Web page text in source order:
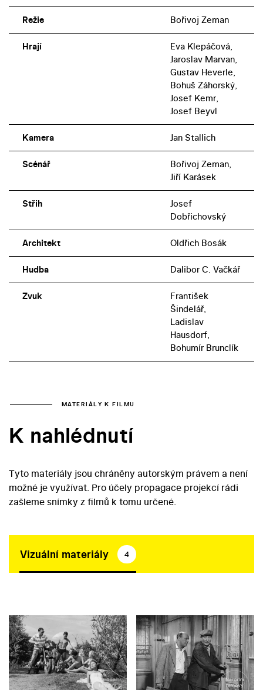
Režie Bořivoj Zeman
Hrají
Eva Klepáčová,
Jaroslav Marvan,
Gustav Heverle,
Bohuš Záhorský,
Josef Kemr,
Josef Beyvl
Kamera Jan Stallich
Scénář
Bořivoj Zeman,
Jiří Karásek
Střih
Josef
Dobřichovský
Architekt Oldřich Bosák
Hudba Dalibor C. Vačkář
Zvuk
František
Šindelář,
Ladislav
Hausdorf,
Bohumír Brunclík
MATERIÁLY K FILMU
K nahlédnutí
Tyto materiály jsou chráněny autorským právem a není
možné je využívat. Pro účely propagace projekcí rádi
zašleme snímky z filmů k tomu určené.
Vizuální materiály 4